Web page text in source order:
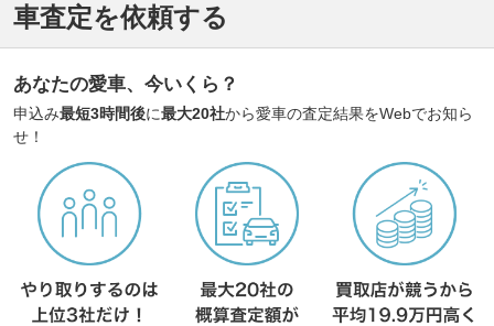
車査定を依頼する
あなたの愛車、今いくら？
申込み最短3時間後に最大20社から愛車の査定結果をWebでお知ら
せ！